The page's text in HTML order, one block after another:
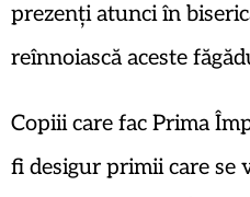
prezenți atunci în
reînnoiască aceste
Copiii care fac Prima
fi desigur primii care se